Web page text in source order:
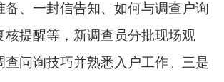
备、一封信告知、如何与调查户询
核提醒等，新调查员分批现场观
查问询技巧并熟悉入户工作。三是